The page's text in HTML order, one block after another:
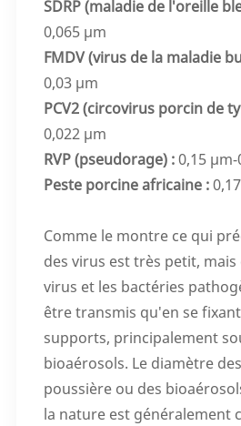
SDRP (maladie de l'oreille
0,065 μm
FMDV (virus de la maladie
0,03 μm
PCV2 (circovirus porcin de
0,022 μm
RVP (pseudorage) :0,15
Peste porcine africaine :
Comme le montre ce qui
des virus est très petit, mais
virus et les bactéries
être transmis qu'en se
supports, principalement
bioaérosols. Le diamètre
poussière ou des
la nature est généralement